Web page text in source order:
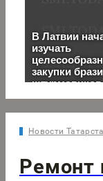
Новости
Ремонт